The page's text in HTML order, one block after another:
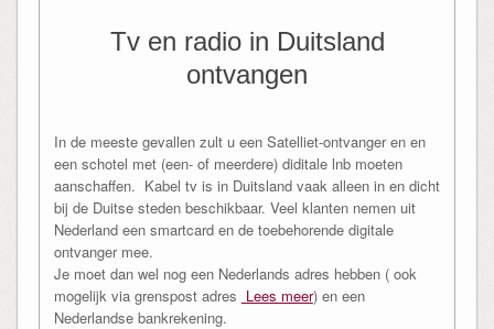
Tv en radio in Duitsland
ontvangen
In de meeste gevallen zult u een Satelliet-ontvanger en en
een schotel met (een- of meerdere) diditale lnb moeten
aanschaffen. Kabel tv is in Duitsland vaak alleen in en dicht
bij de Duitse steden beschikbaar. Veel klanten nemen uit
Nederland een smartcard en de toebehorende digitale
ontvanger mee.
Je moet dan wel nog een Nederlands adres hebben ( ook
mogelijk via grenspost adres Lees meer) en een
Nederlandse bankrekening.